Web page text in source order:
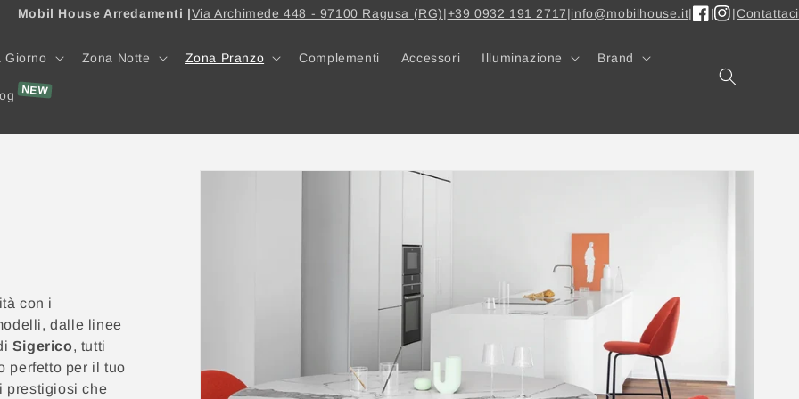
Mobil House Arredamenti |Via Archimede 448 - 97100 Ragusa (RG)|+39 0932 191 2717|info@mobilhouse.it|
|
|Contattaci
Giorno Zona Notte Zona Pranzo Complementi Accessori Illuminazione Brand
con i
dalle linee
Sigerico, tutti
perfetto per il tuo
prestigiosi che